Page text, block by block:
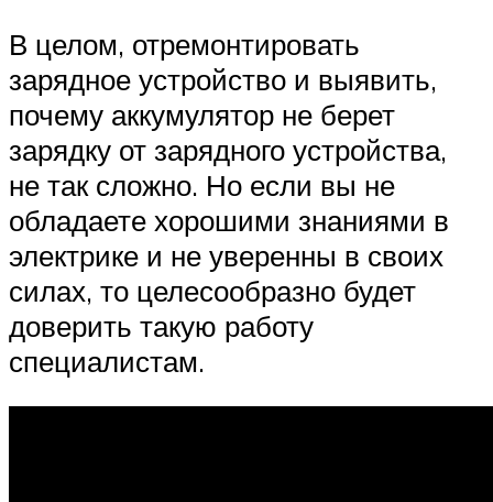
В целом, отремонтировать
зарядное устройство и выявить,
почему аккумулятор не берет
зарядку от зарядного устройства,
не так сложно. Но если вы не
обладаете хорошими знаниями в
электрике и не уверенны в своих
силах, то целесообразно будет
доверить такую работу
специалистам.